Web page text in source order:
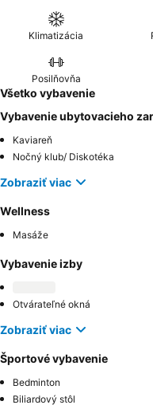
Klimatizácia
Posilňovňa
Všetko vybavenie
Vybavenie ubytovacieho
Kaviareň
Nočný klub/ Diskotéka
Zobraziť viac
Wellness
Masáže
Vybavenie izby
Otvárateľné okná
Zobraziť viac
Športové vybavenie
Bedminton
Biliardový stôl